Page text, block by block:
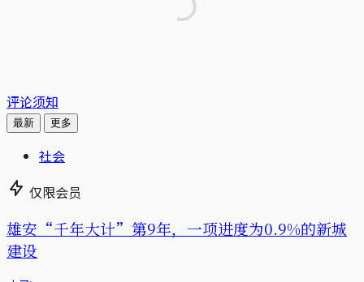
评论须知
最新 更多
社会
仅限会员
雄安“千年大计”第9年，一项进度为0.9%的新城
建设